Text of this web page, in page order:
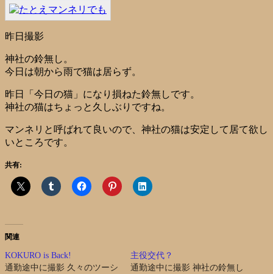
昨日撮影
神社の鈴無し。
今日は朝から雨で猫は居らず。
昨日「今日の猫」になり損ねた鈴無しです。
神社の猫はちょっと久しぶりですね。
マンネリと呼ばれて良いので、神社の猫は安定して居て欲し
いところです。
共有:
関連
KOKURO is Back!
通勤途中に撮影 久々のツーシ
主役交代？
通勤途中に撮影 神社の鈴無し